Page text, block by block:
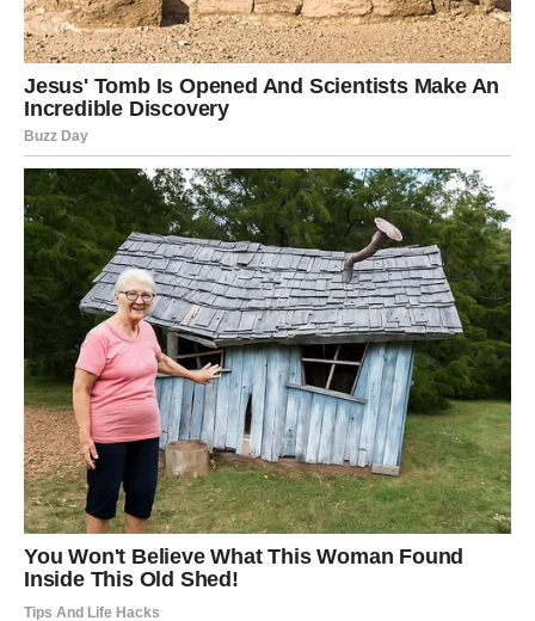
Za Jarčeve je Baba Vanga govorila da su među najupornijim i
najizdržljivijim znakovima horoskopa. Poznati su po disciplini,
radu i velikoj ambiciji. Oni rijetko odustaju od svojih ciljeva i
spremni su dugo i naporno raditi kako bi ostvarili uspjeh.
Međutim, upravo ta potreba za kontrolom i stalnim
dokazivanjem često im otežava život. Jarčevi sebi nameću
veliki pritisak i teško prihvataju pomoć drugih ljudi. Zbog toga
često djeluju zatvoreno, ozbiljno ili emocionalno distancirano.
Prema riječima Baba Vange, Jarčevi bi bili mnogo sretniji kada
bi naučili da ne moraju sve nositi sami i kada bi prihvatili da
život ne može uvijek ići tačno po planu. Greške i prepreke nisu